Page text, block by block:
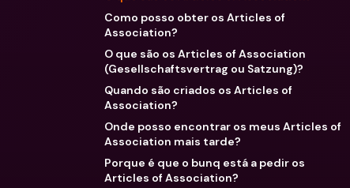
Como posso obter os Articles of
Association?
O que são os Articles of Association
(Gesellschaftsvertrag ou Satzung)?
Quando são criados os Articles of
Association?
Onde posso encontrar os meus Articles of
Association mais tarde?
Porque é que o bunq está a pedir os
Articles of Association?